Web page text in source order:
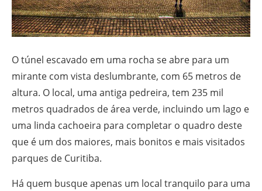
O túnel escavado em uma rocha se abre para um
mirante com vista deslumbrante, com 65 metros de
altura. O local, uma antiga pedreira, tem 235 mil
metros quadrados de área verde, incluindo um lago e
uma linda cachoeira para completar o quadro deste
que é um dos maiores, mais bonitos e mais visitados
parques de Curitiba.
Há quem busque apenas um local tranquilo para uma